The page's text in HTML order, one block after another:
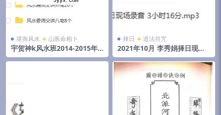
堪舆风水 山医命相卜
宇贺神k风水班2014-2015年
初文字记录.pdf 夸克网盘下载
择日 道法符咒
2021年10月 李秀娟择日现场
录音 3小时16分